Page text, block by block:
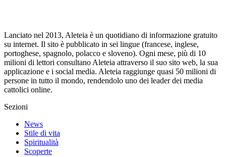
Lanciato nel 2013, Aleteia è un quotidiano di informazione gratuito
su internet. Il sito è pubblicato in sei lingue (francese, inglese,
portoghese, spagnolo, polacco e sloveno). Ogni mese, più di 10
milioni di lettori consultano Aleteia attraverso il suo sito web, la sua
applicazione e i social media. Aleteia raggiunge quasi 50 milioni di
persone in tutto il mondo, rendendolo uno dei leader dei media
cattolici online.
Sezioni
News
Stile di vita
Spiritualità
Scoperte